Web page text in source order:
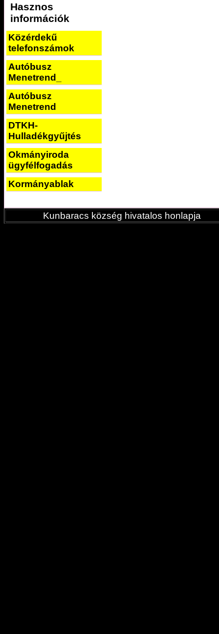
Hasznos
információk
Közérdekű
telefonszámok
Autóbusz
Menetrend_
Autóbusz
Menetrend
DTKH-
Hulladékgyűjtés
Okmányiroda
ügyfélfogadás
Kormányablak
Kunbaracs község hivatalos honlapja